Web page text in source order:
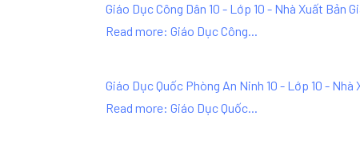
Giáo Dục Công Dân 10 - Lớp 10 - Nhà Xuất Bản
Read more: Giáo Dục Công...
Giáo Dục Quốc Phòng An Ninh 10 - Lớp 10 - Nhà
Read more: Giáo Dục Quốc...